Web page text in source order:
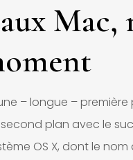
Mac,
– longue –
plan avec le
OS X, dont le